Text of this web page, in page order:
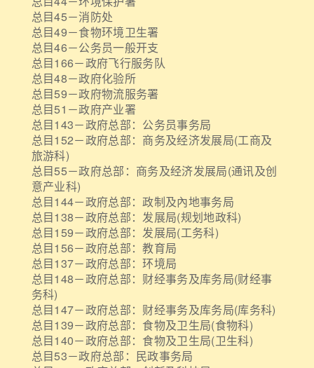
总目45－消防处
总目49－食物环境卫生署
总目46－公务员一般开支
总目166－政府飞行服务队
总目48－政府化验所
总目59－政府物流服务署
总目51－政府产业署
总目143－政府总部：公务员事务局
总目152－政府总部：商务及经济发展局(工商及
旅游科)
总目55－政府总部：商务及经济发展局(通讯及创
意产业科)
总目144－政府总部：政制及內地事务局
总目138－政府总部：发展局(规划地政科)
总目159－政府总部：发展局(工务科)
总目156－政府总部：教育局
总目137－政府总部：环境局
总目148－政府总部：财经事务及库务局(财经事
务科)
总目147－政府总部：财经事务及库务局(库务科)
总目139－政府总部：食物及卫生局(食物科)
总目140－政府总部：食物及卫生局(卫生科)
总目53－政府总部：民政事务局